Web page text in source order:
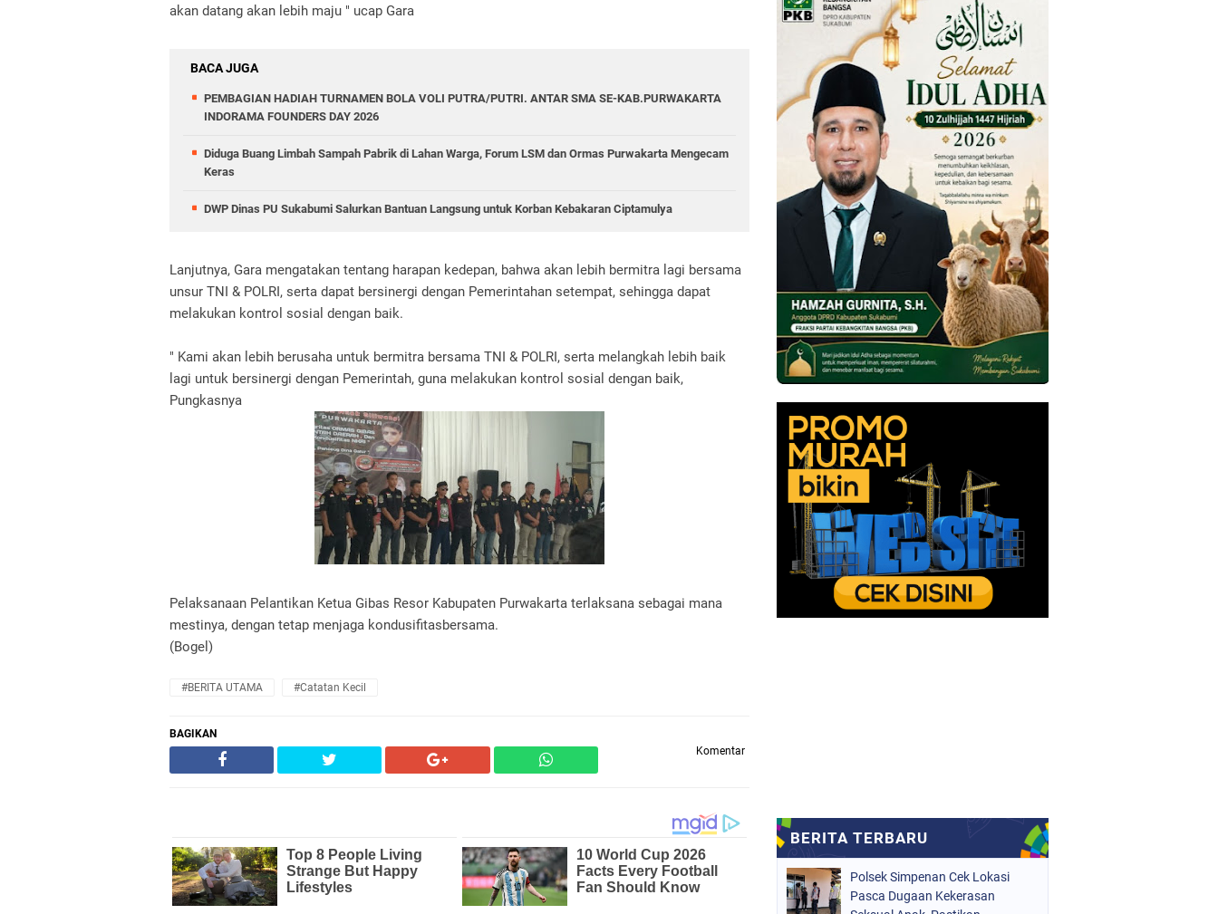
akan datang akan lebih maju " ucap Gara
BACA JUGA
PEMBAGIAN HADIAH TURNAMEN BOLA VOLI PUTRA/PUTRI. ANTAR SMA SE-KAB.PURWAKARTA
INDORAMA FOUNDERS DAY 2026
Diduga Buang Limbah Sampah Pabrik di Lahan Warga, Forum LSM dan Ormas Purwakarta Mengecam
Keras
DWP Dinas PU Sukabumi Salurkan Bantuan Langsung untuk Korban Kebakaran Ciptamulya
Lanjutnya, Gara mengatakan tentang harapan kedepan, bahwa akan lebih bermitra lagi bersama
unsur TNI & POLRI, serta dapat bersinergi dengan Pemerintahan setempat, sehingga dapat
melakukan kontrol sosial dengan baik.
" Kami akan lebih berusaha untuk bermitra bersama TNI & POLRI, serta melangkah lebih baik
lagi untuk bersinergi dengan Pemerintah, guna melakukan kontrol sosial dengan baik,
Pungkasnya
Pelaksanaan Pelantikan Ketua Gibas Resor Kabupaten Purwakarta terlaksana sebagai mana
mestinya, dengan tetap menjaga kondusifitasbersama.
(Bogel)
#BERITA UTAMA #Catatan Kecil
BAGIKAN
Komentar
Polsek Simpenan Cek Lokasi
Pasca Dugaan Kekerasan